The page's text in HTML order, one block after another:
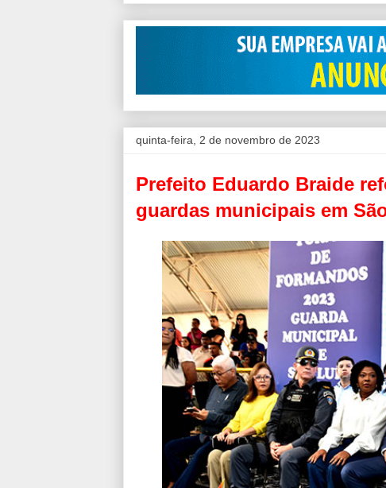
quinta-feira, 2 de novembro de 2023
Prefeito Eduardo Braide
guardas municipais em